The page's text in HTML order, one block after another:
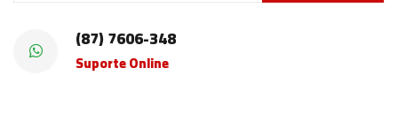
(87) 7606-348
Suporte Online